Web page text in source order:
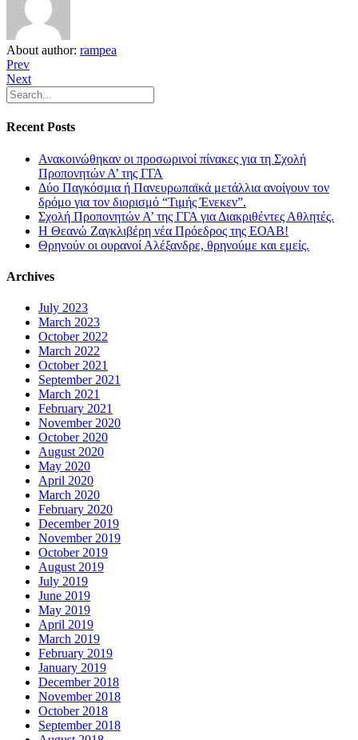
About author: rampea
Prev
Next
Recent Posts
Ανακοινώθηκαν οι προσωρινοί πίνακες για τη Σχολή
Προπονητών Α’ της ΓΓΑ
Δύο Παγκόσμια ή Πανευρωπαϊκά μετάλλια ανοίγουν τον
δρόμο για τον διορισμό “Τιμής Ένεκεν”.
Σχολή Προπονητών Α’ της ΓΓΑ για Διακριθέντες Αθλητές.
Η Θεανώ Ζαγκλιβέρη νέα Πρόεδρος της ΕΟΑΒ!
Θρηνούν οι ουρανοί Αλέξανδρε, θρηνούμε και εμείς.
Archives
July 2023
March 2023
October 2022
March 2022
October 2021
September 2021
March 2021
February 2021
November 2020
October 2020
August 2020
May 2020
April 2020
March 2020
February 2020
December 2019
November 2019
October 2019
August 2019
July 2019
June 2019
May 2019
April 2019
March 2019
February 2019
January 2019
December 2018
November 2018
October 2018
September 2018